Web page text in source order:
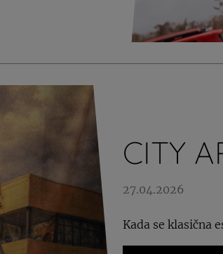
CITY
27.04.2026
Kada se klasična